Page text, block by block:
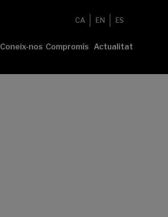
CA EN ES
Coneix-nos Compromís Actualitat